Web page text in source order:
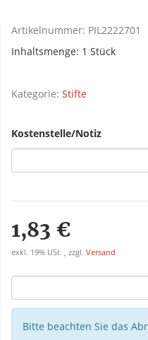
Artikelnummer: PIL2222701
Inhaltsmenge: 1 Stück
Kategorie: Stifte
Kostenstelle/Notiz
1,83 €
exkl. 19% USt. , zzgl. Versand
Bitte beachten Sie das